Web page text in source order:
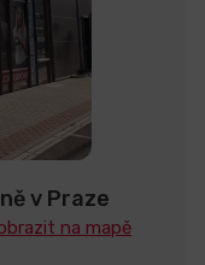
v Praze
na mapě